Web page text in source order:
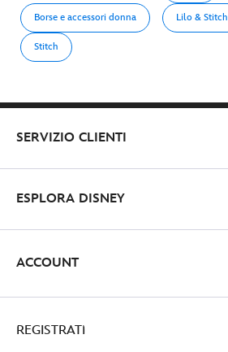
Borse e accessori donna Lilo & Stitch
Stitch
SERVIZIO CLIENTI
ESPLORA DISNEY
ACCOUNT
REGISTRATI